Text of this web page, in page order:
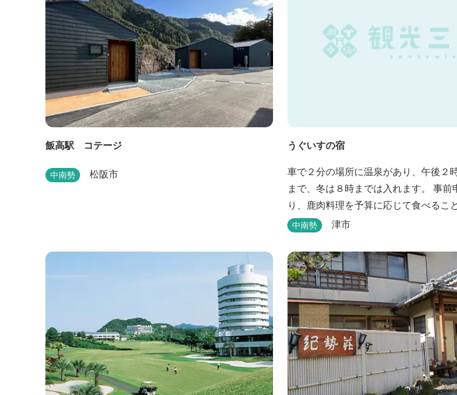
飯高駅 コテージ
中南勢 松阪市
うぐいすの宿
車で２分の場所に温泉があり、午後２
まで、冬は８時までは入れます。 事前
り、鹿肉料理を予算に応じて食べるこ
す。 春から秋は、宿の前の畑で収穫体
中南勢 津市